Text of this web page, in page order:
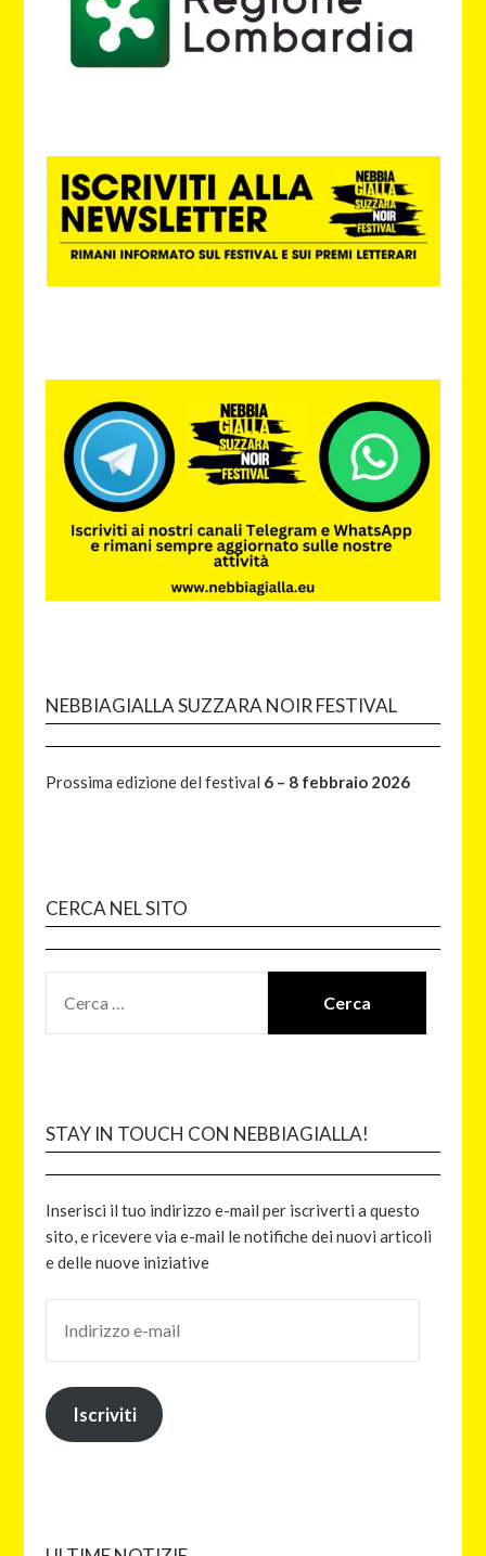
NEBBIAGIALLA SUZZARA NOIR FESTIVAL
Prossima edizione del festival 6 – 8 febbraio 2026
CERCA NEL SITO
STAY IN TOUCH CON NEBBIAGIALLA!
Inserisci il tuo indirizzo e-mail per iscriverti a questo
sito, e ricevere via e-mail le notifiche dei nuovi articoli
e delle nuove iniziative
Iscriviti